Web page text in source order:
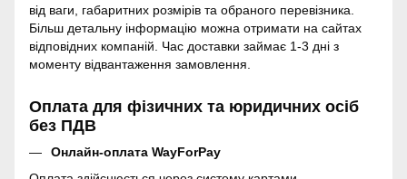
від ваги, габаритних розмірів та обраного перевізника.
Більш детальну інформацію можна отримати на сайтах
відповідних компаній. Час доставки займає 1-3 дні з
моменту відвантаження замовлення.
Оплата для фізичних та юридичних осіб
без ПДВ
Онлайн-оплата WayForPay